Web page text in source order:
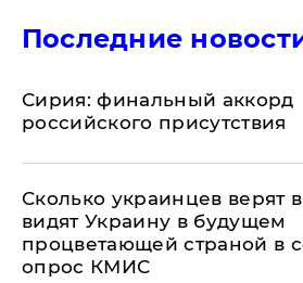
Последние
​Сирия: финальный аккорд
российского присутствия
Сколько украинцев верят
видят Украину в будущем
процветающей страной в
опрос КМИС